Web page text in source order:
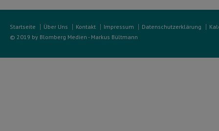
Startseite Über Uns Kontakt Impressum Datenschutzerklärung
© 2019 by Blomberg Medien - Markus Bültmann